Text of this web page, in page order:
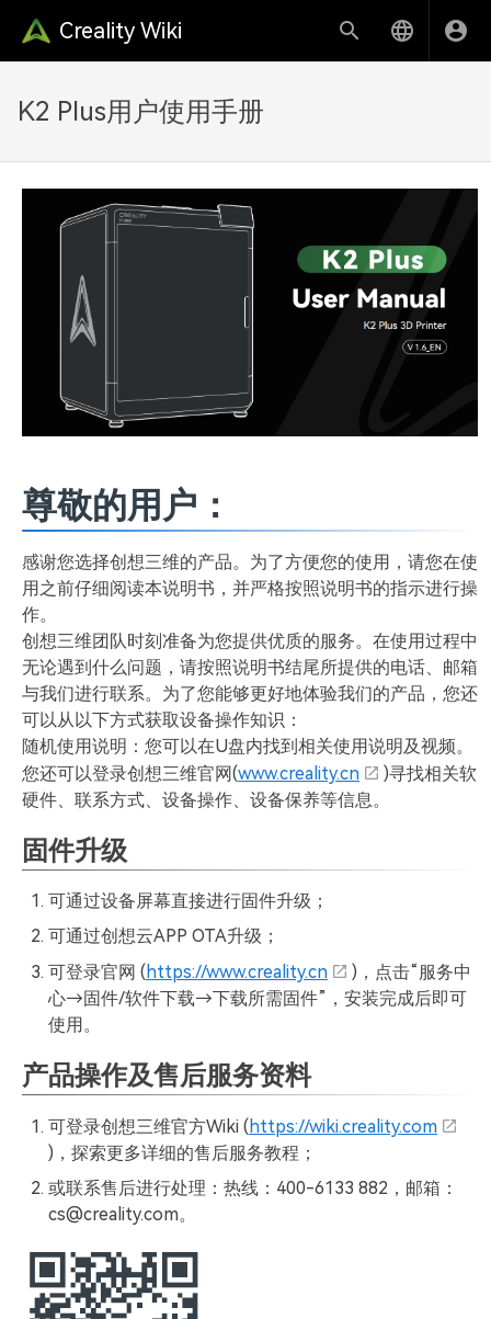
Creality Wiki
K2 Plus用户使用手册
尊敬的用户：
感谢您选择创想三维的产品。为了方便您的使用，请您在使
用之前仔细阅读本说明书，并严格按照说明书的指示进行操
作。
创想三维团队时刻准备为您提供优质的服务。在使用过程中
无论遇到什么问题，请按照说明书结尾所提供的电话、邮箱
与我们进行联系。为了您能够更好地体验我们的产品，您还
可以从以下方式获取设备操作知识：
随机使用说明：您可以在U盘内找到相关使用说明及视频。
您还可以登录创想三维官网(www.creality.cn
)寻找相关软
硬件、联系方式、设备操作、设备保养等信息。
固件升级
可通过设备屏幕直接进行固件升级；
可通过创想云APP OTA升级；
可登录官网 (https://www.creality.cn
)，点击“服务中
心→固件/软件下载→下载所需固件”，安装完成后即可
使用。
产品操作及售后服务资料
可登录创想三维官方Wiki (https://wiki.creality.com
)，探索更多详细的售后服务教程；
或联系售后进行处理：热线：400-6133 882，邮箱：
cs@creality.com。